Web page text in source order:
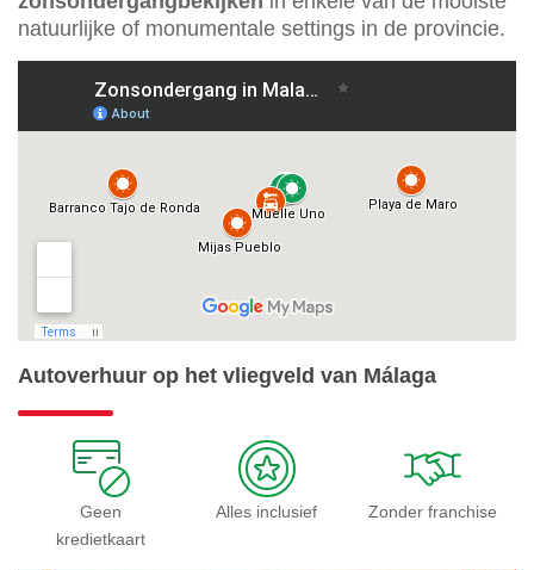
natuurlijke of monumentale settings in de provincie.
Autoverhuur op het vliegveld van Málaga
Geen
kredietkaart
Alles inclusief Zonder franchise